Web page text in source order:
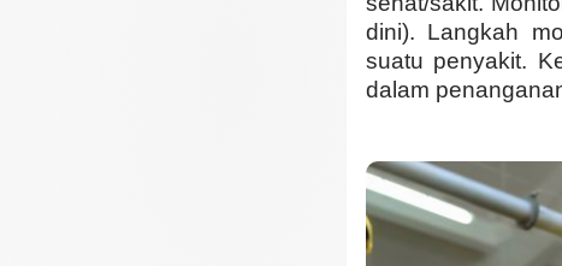
dini). Langkah
suatu penyakit.
dalam